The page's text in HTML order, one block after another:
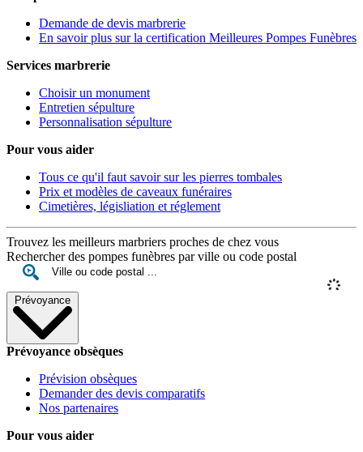
Demande de devis marbrerie
En savoir plus sur la certification Meilleures Pompes Funèbres
Services marbrerie
Choisir un monument
Entretien sépulture
Personnalisation sépulture
Pour vous aider
Tous ce qu'il faut savoir sur les pierres tombales
Prix et modèles de caveaux funéraires
Cimetières, législiation et réglement
Trouvez les meilleurs marbriers proches de chez vous
Rechercher des pompes funèbres par ville ou code postal
Prévoyance
Prévoyance obsèques
Prévision obsèques
Demander des devis comparatifs
Nos partenaires
Pour vous aider